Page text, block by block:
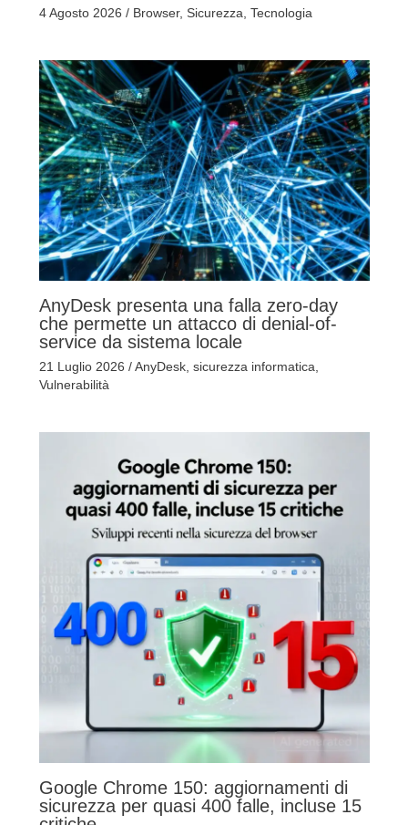
4 Agosto 2026 / Browser, Sicurezza Tecnologia
AnyDesk presenta una falla zero-day
che permette un attacco di denial-of-
service da sistema locale
21 Luglio 2026 /AnyDesk, sicurezza informatica
Vulnerabilità
Google Chrome 150: aggiornamenti di
sicurezza per quasi 400 falle, incluse 15